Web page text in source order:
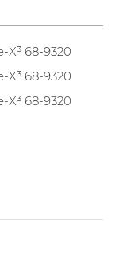
X³ 68-9320
X³ 68-9320
X³ 68-9320